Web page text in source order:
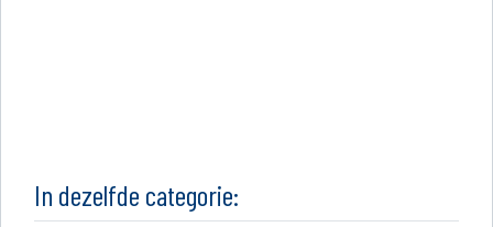
In dezelfde categorie: